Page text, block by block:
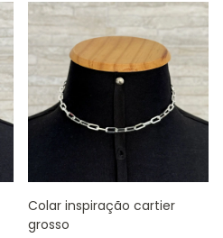
Colar inspiração cartier
grosso